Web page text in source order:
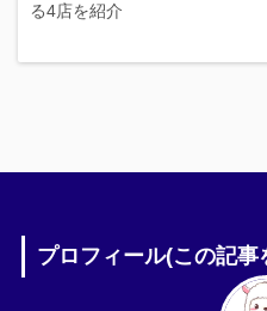
る4店を紹介
プロフィール(この記事